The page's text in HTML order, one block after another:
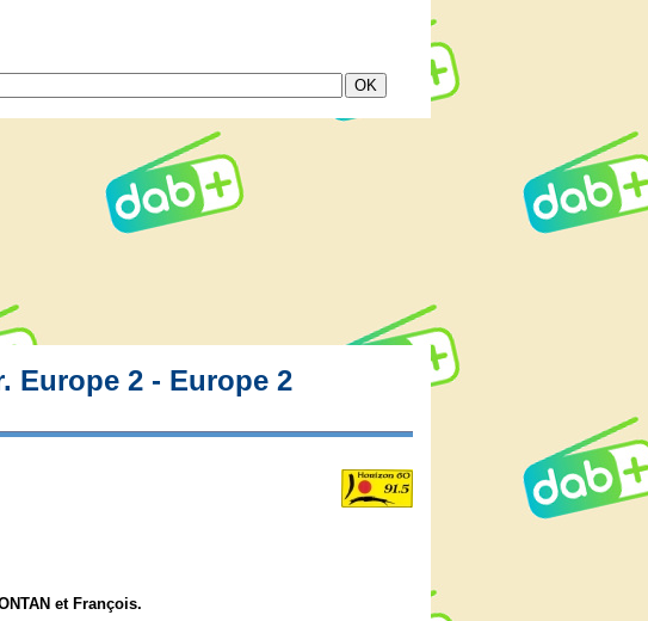
Europe 2 - Europe 2
et François.